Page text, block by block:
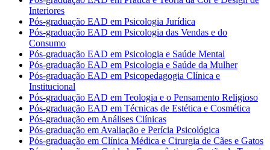
Interiores
Pós-graduação EAD em Psicologia Jurídica
Pós-graduação EAD em Psicologia das Vendas e do
Consumo
Pós-graduação EAD em Psicologia e Saúde Mental
Pós-graduação EAD em Psicologia e Saúde da Mulher
Pós-graduação EAD em Psicopedagogia Clínica e
Institucional
Pós-graduação EAD em Teologia e o Pensamento Religioso
Pós-graduação EAD em Técnicas de Estética e Cosmética
Pós-graduação em Análises Clínicas
Pós-graduação em Avaliação e Perícia Psicológica
Pós-graduação em Clínica Médica e Cirurgia de Cães e Gatos